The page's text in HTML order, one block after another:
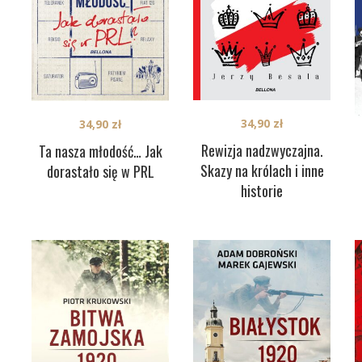
Ta nasza młodość… Jak
dorastało się w PRL
34,90 zł
Rewizja nadzwyczajna.
Skazy na królach i inne
historie
34,90 zł